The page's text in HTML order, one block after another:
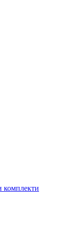
комплекти